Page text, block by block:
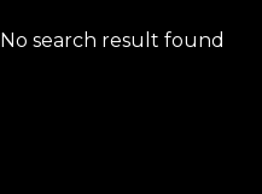
No search result found